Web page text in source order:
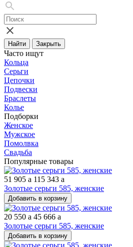
Найти Закрыть
Часто ищут
Кольца
Серьги
Цепочки
Подвески
Браслеты
Колье
Подборки
Женское
Мужское
Помолвка
Свадьба
Популярные товары
51 905 a 115 343 a
Золотые серьги 585, женские
Добавить в корзину
20 550 a 45 666 a
Золотые серьги 585, женские
Добавить в корзину